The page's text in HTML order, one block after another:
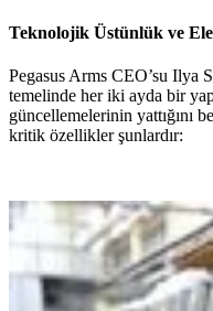
Teknolojik Üstünlük ve
Pegasus Arms CEO’su Ilya
temelinde her iki ayda bir
güncellemelerinin yattığını
kritik özellikler şunlardır: